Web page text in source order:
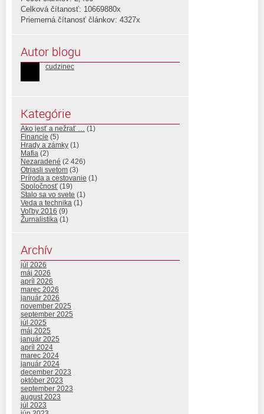
Celková čítanosť: 10669880x
Priemerná čítanosť článkov: 4327x
Autor blogu
cudzinec
Kategórie
Ako jesť a nežrať … (1)
Financie (5)
Hrady a zámky (1)
Mafia (2)
Nezaradené (2 426)
Otriasli svetom (3)
Príroda a cestovanie (1)
Spoločnosť (19)
Stalo sa vo svete (1)
Veda a technika (1)
Voľby 2016 (9)
Žurnalistika (1)
Archív
júl 2026
máj 2026
apríl 2026
marec 2026
január 2026
november 2025
september 2025
júl 2025
máj 2025
január 2025
apríl 2024
marec 2024
január 2024
december 2023
október 2023
september 2023
august 2023
júl 2023